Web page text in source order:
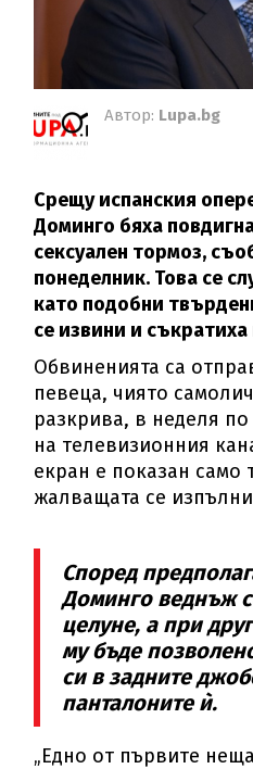
Автор: Lupa.bg
Срещу испанския
Доминго бяха
сексуален тормоз,
понеделник. Това се
като подобни
се извини и
Обвиненията са
певеца, чиято
разкрива, в неделя
на телевизионния
екран е показан само
жалващата се
Според
Доминго веднъж
целуне, а при
му бъде
си в задните
панталоните ѝ.
„Едно от първите